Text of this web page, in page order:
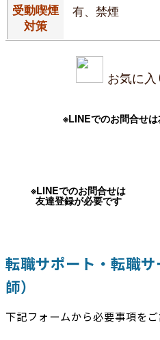
受動喫煙
対策
有、禁煙
お気に
※LINEでのお問合せ
※LINEでのお問合せは
友達登録が必要です
転職サポート・転職
師）
下記フォームから必要事項を